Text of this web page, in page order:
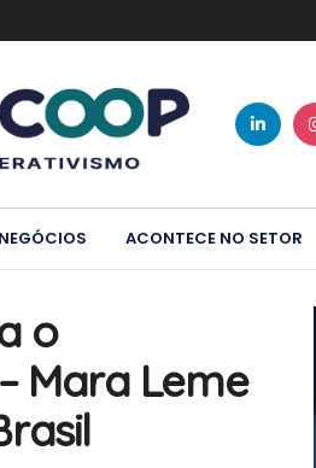
ACONTECE NO SETOR
o
Mara Leme